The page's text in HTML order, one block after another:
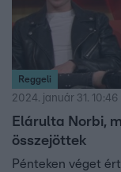
Reggeli
2024. január 31. 10:46
Elárulta Norbi,
összejöttek
Pénteken véget